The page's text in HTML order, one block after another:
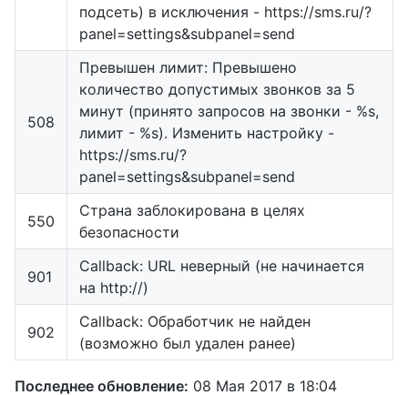
подсеть) в исключения - https://sms.ru/?
panel=settings&subpanel=send
508
Превышен лимит: Превышено
количество допустимых звонков за 5
минут (принято запросов на звонки - %s,
лимит - %s). Изменить настройку -
https://sms.ru/?
panel=settings&subpanel=send
550
Страна заблокирована в целях
безопасности
901
Callback: URL неверный (не начинается
на http://)
902
Callback: Обработчик не найден
(возможно был удален ранее)
Последнее обновление: 08 Мая 2017 в 18:04